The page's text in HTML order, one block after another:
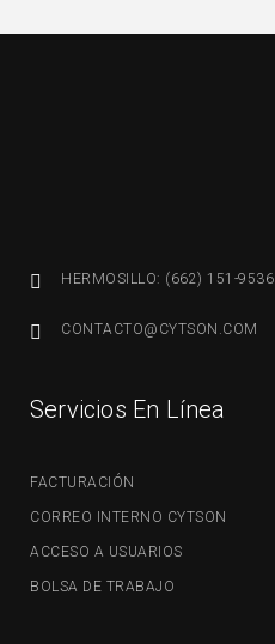
HERMOSILLO: (662) 151-9536
CONTACTO@CYTSON.COM
Servicios En Línea
FACTURACIÓN
CORREO INTERNO CYTSON
ACCESO A USUARIOS
BOLSA DE TRABAJO